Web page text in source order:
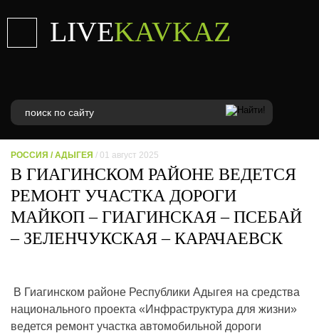
LIVEKAVKAZ
РОССИЯ /АДЫГЕЯ / 01 август 2025
В ГИАГИНСКОМ РАЙОНЕ ВЕДЕТСЯ
РЕМОНТ УЧАСТКА ДОРОГИ
МАЙКОП – ГИАГИНСКАЯ – ПСЕБАЙ
– ЗЕЛЕНЧУКСКАЯ – КАРАЧАЕВСК
В Гиагинском районе Республики Адыгея на средства
национального проекта «Инфраструктура для жизни»
ведется ремонт участка автомобильной дороги